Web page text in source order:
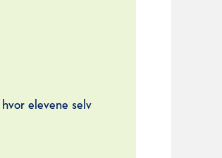
elevene selv